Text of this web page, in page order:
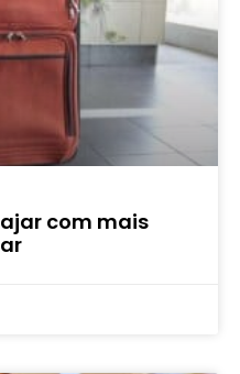
com mais